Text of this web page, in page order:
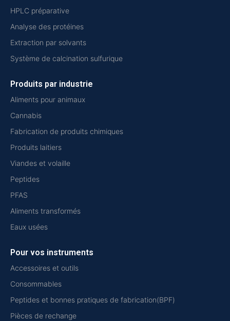
HPLC préparative
Analyse des protéines
Extraction par solvants
Système de calcination sulfurique
Produits par industrie
Aliments pour animaux
Cannabis
Fabrication de produits chimiques
Produits laitiers
Viandes et volaille
Peptides
PFAS
Aliments transformés
Eaux usées
Pour vos instruments
Accessoires et outils
Consommables
Peptides et bonnes pratiques de fabrication(BPF)
Pièces de rechange